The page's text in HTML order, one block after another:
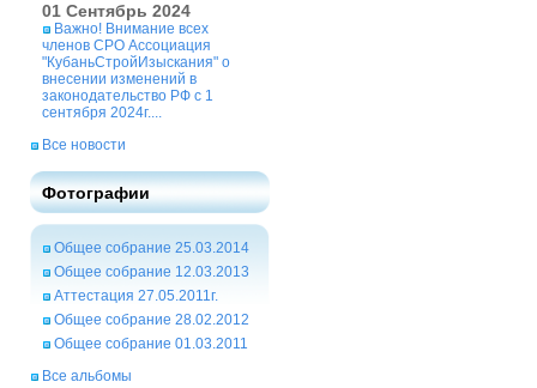
01 Сентябрь 2024
Важно! Внимание всех
членов СРО Ассоциация
"КубаньСтройИзыскания" о
внесении изменений в
законодательство РФ с 1
сентября 2024г....
Все новости
Фотографии
Общее собрание 25.03.2014
Общее собрание 12.03.2013
Аттестация 27.05.2011г.
Общее собрание 28.02.2012
Общее собрание 01.03.2011
Все альбомы